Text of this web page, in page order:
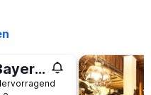
Hotel Bayernhof
3